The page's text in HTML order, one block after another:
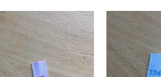
Auf die
Wunschliste